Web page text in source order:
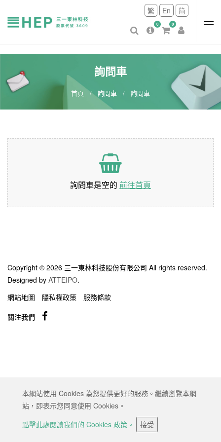
繁 En 简
0 0
詢問車
首頁 詢問車 詢問車
詢問車是空的 前往首頁
本網站使用 Cookies 為您提供更好的服務。繼續瀏覽本網
站，即表示您同意使用 Cookies。
點擊此處閱讀我們的 Cookies 政策。
接受
Copyright © 2026 三一東林科技股份有限公司 All rights reserved.
Designed by ATTEIPO.
網站地圖
隱私權政策
服務條款
關注我們